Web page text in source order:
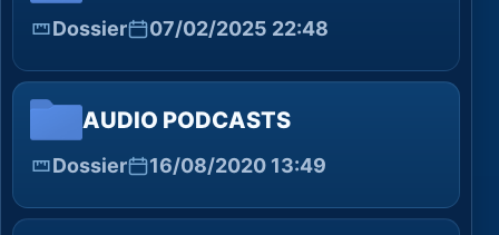
Dossier 07/02/2025 22:48
AUDIO PODCASTS
Dossier 16/08/2020 13:49